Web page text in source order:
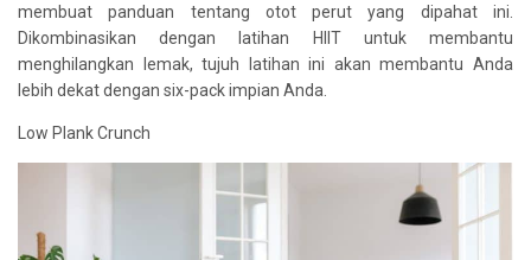
membuat panduan tentang otot perut yang dipahat ini.
Dikombinasikan dengan latihan HIIT untuk membantu
menghilangkan lemak, tujuh latihan ini akan membantu Anda
lebih dekat dengan six-pack impian Anda.
Low Plank Crunch